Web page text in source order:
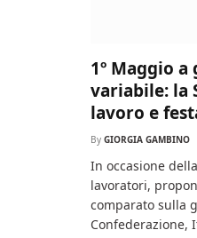
1º Maggio
variabile: la
lavoro e
By GIORGIA GAMBINO
In occasione
lavoratori,
comparato sulla
Confederazione,